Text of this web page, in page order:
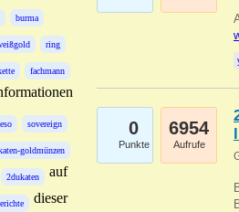
burma
ring
fachmann
sovereign
goldmünzen
2dukaten
auf
dieser
0
Punkte
6954
Aufrufe